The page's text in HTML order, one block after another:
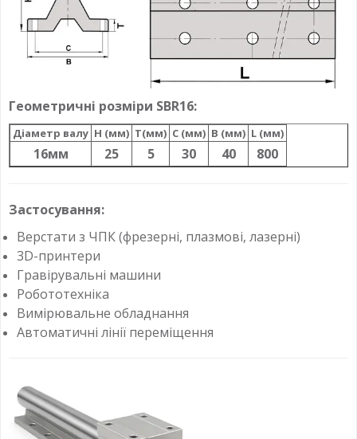
Геометричні розміри SBR16:
Діаметр валу H (мм) T(мм) C (мм) B (мм) L (мм)
16мм 25 5 30 40 800
Застосування:
Верстати з ЧПК (фрезерні, плазмові, лазерні)
3D-принтери
Гравірувальні машини
Робототехніка
Вимірювальне обладнання
Автоматичні лінії переміщення